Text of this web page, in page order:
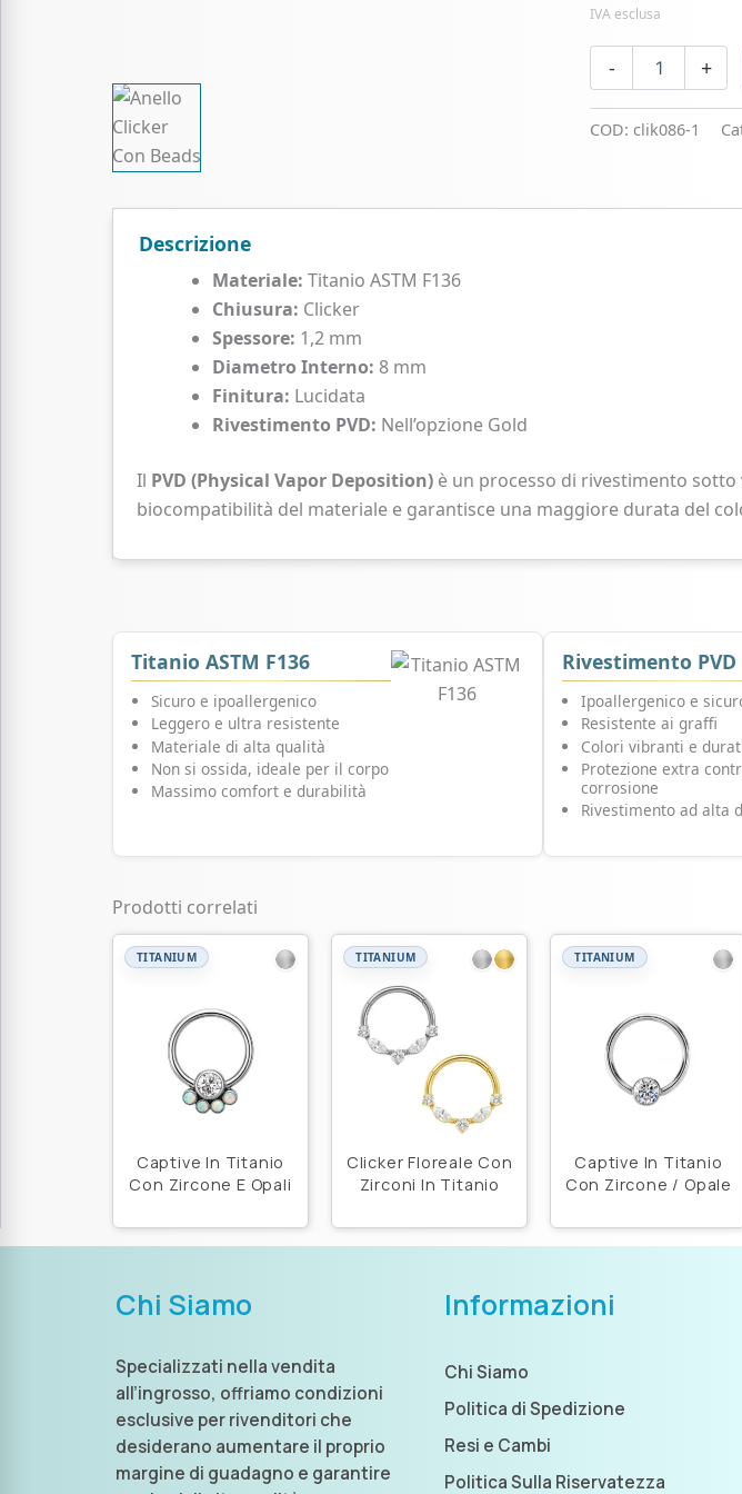
IVA esclusa
-
Clicker
Beads
F136
+
COD: clik086-1
Descrizione
Materiale: Titanio ASTM F136
Chiusura: Clicker
Spessore: 1,2 mm
Diametro Interno: 8 mm
Finitura: Lucidata
Rivestimento PVD: Nell’opzione Gold
Il PVD (Physical Vapor Deposition)è un processo di rivestimento
biocompatibilità del materiale e garantisce una maggiore durata del
Titanio ASTM F136
Sicuro e ipoallergenico
Leggero e ultra resistente
Materiale di alta qualità
Non si ossida, ideale per il corpo
Massimo comfort e durabilità
Rivestimento PVD
Ipoallergenico e
Resistente ai graffi
Colori vibranti e
Protezione extra
corrosione
Rivestimento ad alta
Prodotti correlati
TITANIUM
Captive In Titanio
Con Zircone E Opali
TITANIUM
Clicker Floreale Con
Zirconi In Titanio
TITANIUM
Captive In Titanio
Con Zircone / Opale
Chi Siamo
Specializzati nella vendita
all’ingrosso, offriamo condizioni
esclusive per rivenditori che
desiderano aumentare il proprio
margine di guadagno e garantire
Informazioni
Chi Siamo
Politica di Spedizione
Resi e Cambi
Politica Sulla Riservatezza